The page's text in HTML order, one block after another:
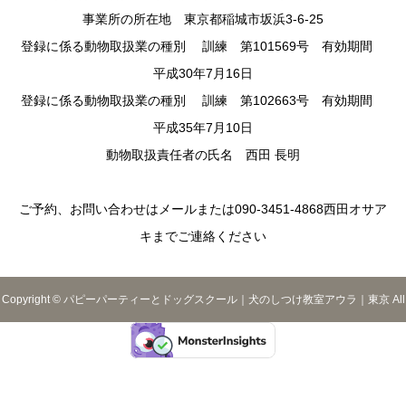
事業所の所在地 東京都稲城市坂浜3-6-25
登録に係る動物取扱業の種別 訓練 第101569号 有効期間
平成30年7月16日
登録に係る動物取扱業の種別 訓練 第102663号 有効期間
平成35年7月10日
動物取扱責任者の氏名 西田 長明
ご予約、お問い合わせはメールまたは090-3451-4868西田オサア
キまでご連絡ください
Copyright © パピーパーティーとドッグスクール｜犬のしつけ教室アウラ｜東京 All
Rights Reserved.